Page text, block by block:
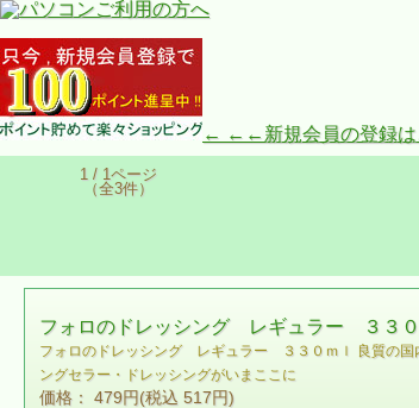
← ←←新規会員の登録は
1 / 1ページ
（全3件）
フォロのドレッシング レギュラー ３３０
フォロのドレッシング レギュラー ３３０ｍｌ 良質の国
ングセラー・ドレッシングがいまここに
価格： 479円(税込 517円)